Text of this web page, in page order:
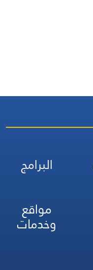
البرامج
مواقع
وخدمات